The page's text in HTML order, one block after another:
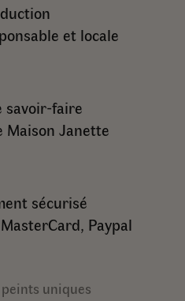
et locale
savoir-faire
Maison Janette
sécurisé
Paypal
uniques